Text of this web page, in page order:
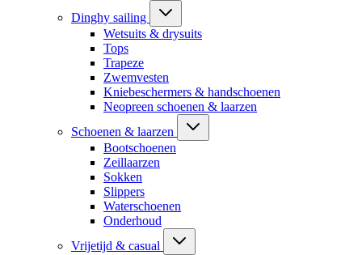
Dinghy sailing
Wetsuits & drysuits
Tops
Trapeze
Zwemvesten
Kniebeschermers & handschoenen
Neopreen schoenen & laarzen
Schoenen & laarzen
Bootschoenen
Zeillaarzen
Sokken
Slippers
Waterschoenen
Onderhoud
Vrijetijd & casual